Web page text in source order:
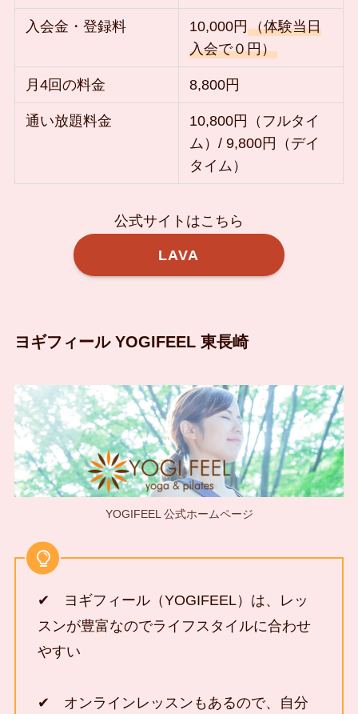
入会金・登録料 10,000円（体験当日
入会で０円）
月4回の料金 8,800円
通い放題料金
10,800円（フルタイ
ム）/ 9,800円（デイ
タイム）
公式サイトはこちら
LAVA
ヨギフィール YOGIFEEL 東長崎
YOGIFEEL 公式ホームページ
✔ ヨギフィール（YOGIFEEL）は、レッ
スンが豊富なのでライフスタイルに合わせ
やすい
✔ オンラインレッスンもあるので、自分